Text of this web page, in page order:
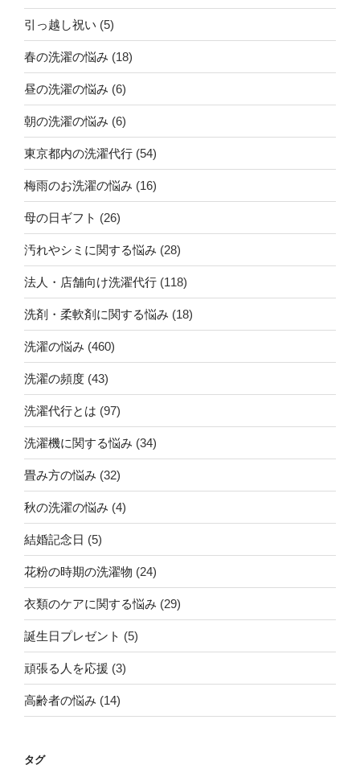
引っ越し祝い (5)
春の洗濯の悩み (18)
昼の洗濯の悩み (6)
朝の洗濯の悩み (6)
東京都内の洗濯代行 (54)
梅雨のお洗濯の悩み (16)
母の日ギフト (26)
汚れやシミに関する悩み (28)
法人・店舗向け洗濯代行 (118)
洗剤・柔軟剤に関する悩み (18)
洗濯の悩み (460)
洗濯の頻度 (43)
洗濯代行とは (97)
洗濯機に関する悩み (34)
畳み方の悩み (32)
秋の洗濯の悩み (4)
結婚記念日 (5)
花粉の時期の洗濯物 (24)
衣類のケアに関する悩み (29)
誕生日プレゼント (5)
頑張る人を応援 (3)
高齢者の悩み (14)
タグ